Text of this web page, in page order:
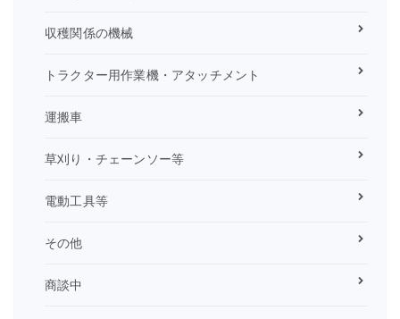
収穫関係の機械
トラクター用作業機・アタッチメント
運搬車
草刈り・チェーンソー等
電動工具等
その他
商談中